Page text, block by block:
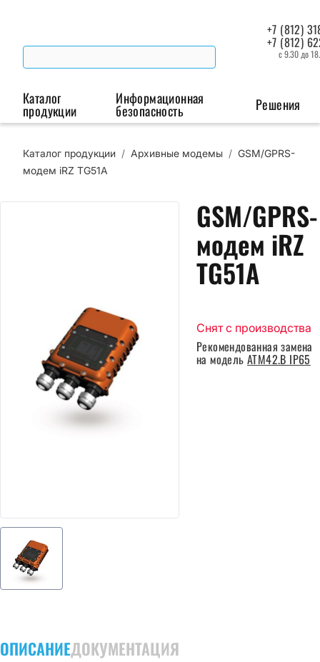
+7 (812)
+7 (812)
с 9.30 до
Каталог
продукции
Беспроводная связь Промышленная автоматизация
интерфейсов
Информационная
безопасность Решения
Каталог продукции / Архивные модемы / GSM/GPRS-
модем iRZ TG51A
GSM/GPRS-
модем iRZ
TG51A
Снят с производства
Рекомендованная замена
на модельATM42.B IP65
ОПИСАНИЕДОКУМЕНТАЦИЯ